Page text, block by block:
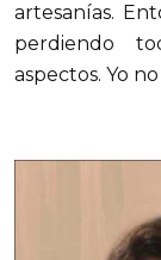
artesanías.
perdiendo
aspectos. Yo